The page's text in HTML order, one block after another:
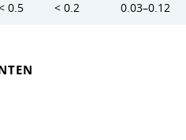
0.5 < 0.2 0.03–0.12